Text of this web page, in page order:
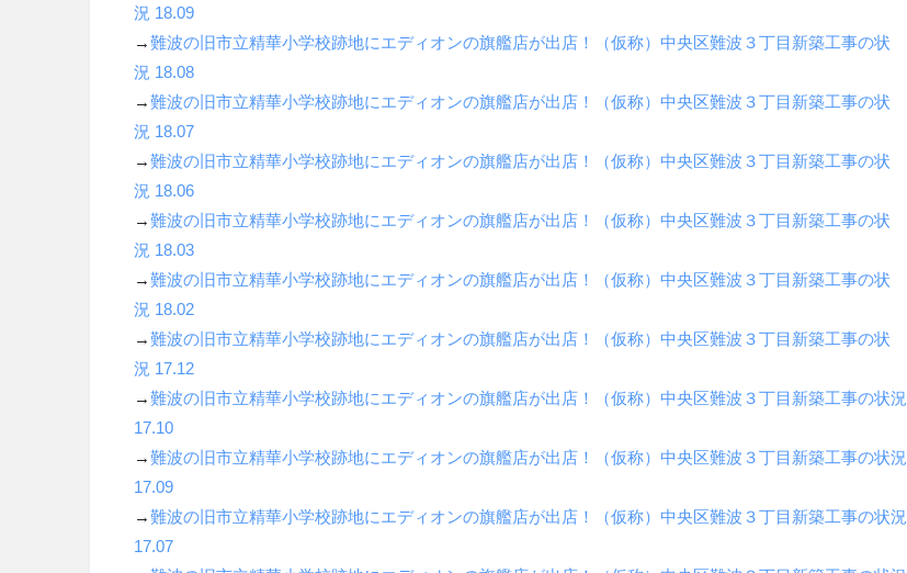
況 18.09
→難波の旧市立精華小学校跡地にエディオンの旗艦店が出店！（仮称）中央区難波３丁目新築工事の状
況 18.08
→難波の旧市立精華小学校跡地にエディオンの旗艦店が出店！（仮称）中央区難波３丁目新築工事の状
況 18.07
→難波の旧市立精華小学校跡地にエディオンの旗艦店が出店！（仮称）中央区難波３丁目新築工事の状
況 18.06
→難波の旧市立精華小学校跡地にエディオンの旗艦店が出店！（仮称）中央区難波３丁目新築工事の状
況 18.03
→難波の旧市立精華小学校跡地にエディオンの旗艦店が出店！（仮称）中央区難波３丁目新築工事の状
況 18.02
→難波の旧市立精華小学校跡地にエディオンの旗艦店が出店！（仮称）中央区難波３丁目新築工事の状
況 17.12
→難波の旧市立精華小学校跡地にエディオンの旗艦店が出店！（仮称）中央区難波３丁目新築工事の状況
17.10
→難波の旧市立精華小学校跡地にエディオンの旗艦店が出店！（仮称）中央区難波３丁目新築工事の状況
17.09
→難波の旧市立精華小学校跡地にエディオンの旗艦店が出店！（仮称）中央区難波３丁目新築工事の状況
17.07